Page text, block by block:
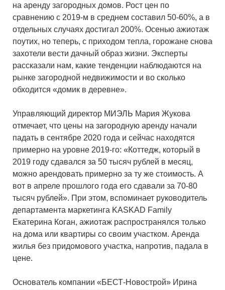
на аренду загородных домов. Рост цен по
сравнению с 2019-м в среднем составил 50-60%, а в
отдельных случаях достигал 200%. Осенью ажиотаж
поутих, но теперь, с приходом тепла, горожане снова
захотели вести дачный образ жизни. Эксперты
рассказали нам, какие тенденции наблюдаются на
рынке загородной недвижимости и во сколько
обходится «домик в деревне».
Управляющий директор МИЭЛЬ Мария Жукова
отмечает, что цены на загородную аренду начали
падать в сентябре 2020 года и сейчас находятся
примерно на уровне 2019-го: «Коттедж, который в
2019 году сдавался за 50 тысяч рублей в месяц,
можно арендовать примерно за ту же стоимость. А
вот в апреле прошлого года его сдавали за 70-80
тысяч рублей». При этом, вспоминает руководитель
департамента маркетинга KASKAD Family
Екатерина Коган, ажиотаж распространялся только
на дома или квартиры со своим участком. Аренда
жилья без придомового участка, напротив, падала в
цене.
Основатель компании «БЕСТ-Новострой» Ирина